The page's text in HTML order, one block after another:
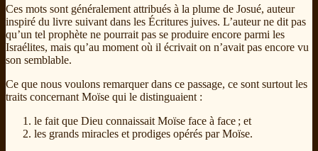
Ces mots sont généralement attribués à la plume de Josué, auteur
inspiré du livre suivant dans les Écritures juives. L’auteur ne dit pas
qu’un tel prophète ne pourrait pas se produire encore parmi les
Israélites, mais qu’au moment où il écrivait on n’avait pas encore vu
son semblable.
Ce que nous voulons remarquer dans ce passage, ce sont surtout les
traits concernant Moïse qui le distinguaient :
le fait que Dieu connaissait Moïse face à face ; et
les grands miracles et prodiges opérés par Moïse.